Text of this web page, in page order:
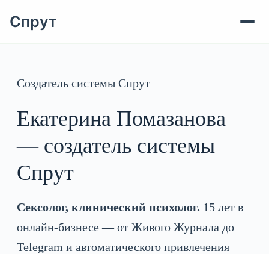
Спрут
Создатель системы Спрут
Екатерина Помазанова
— создатель системы
Спрут
Сексолог, клинический психолог. 15 лет в
онлайн-бизнесе — от Живого Журнала до
Telegram и автоматического привлечения